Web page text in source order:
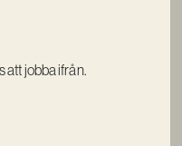
att jobba ifrån.